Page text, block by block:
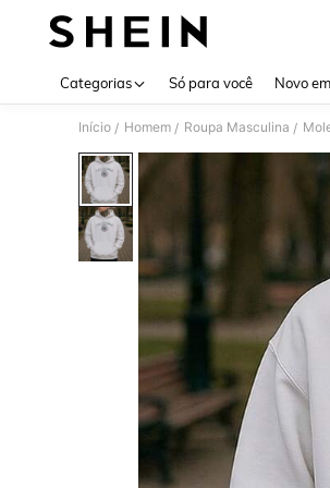
Categorias Só para você Novo em
Início / Homem / Roupa Masculina /